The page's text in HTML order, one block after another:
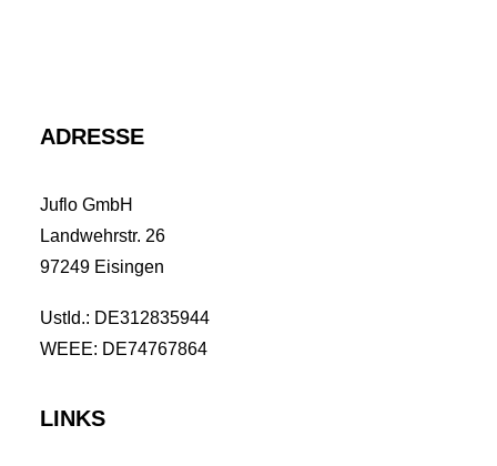
ADRESSE
Juflo GmbH
Landwehrstr. 26
97249 Eisingen
UstId.: DE312835944
WEEE: DE74767864
LINKS